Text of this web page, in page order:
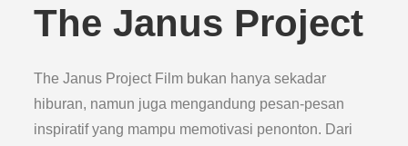
The Janus Project
The Janus Project Film bukan hanya sekadar
hiburan, namun juga mengandung pesan-pesan
inspiratif yang mampu memotivasi penonton. Dari